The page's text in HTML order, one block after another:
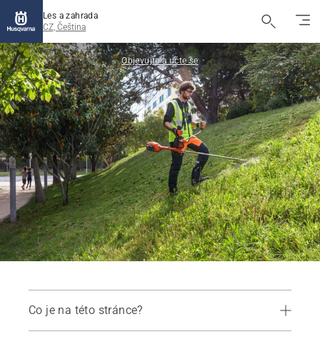
Les a zahrada
CZ, Čeština
Objevujte a učte se
Co je na této stránce?